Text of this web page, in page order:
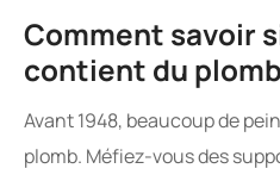
Comment savoir
contient du
Avant 1948, beaucoup de
plomb. Méfiez-vous des